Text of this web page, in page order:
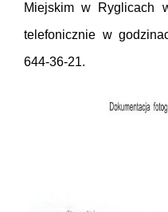
Miejskim w Ryglicach
telefonicznie w
644-36-21.